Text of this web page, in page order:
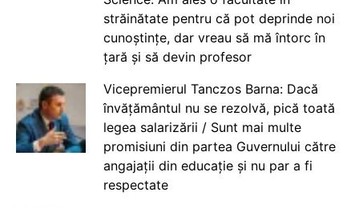
străinătate pentru că pot deprinde noi
cunoștințe, dar vreau să mă întorc în
țară și să devin profesor
Vicepremierul Tanczos Barna: Dacă
învățământul nu se rezolvă, pică toată
legea salarizării / Sunt mai multe
promisiuni din partea Guvernului către
angajații din educație și nu par a fi
respectate